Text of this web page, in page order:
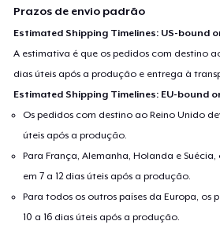
Prazos de envio padrão
Estimated Shipping Timelines: US-bound
A estimativa é que os pedidos com destino
dias úteis após a produção e entrega à
Estimated Shipping Timelines: EU-bound
Os pedidos com destino ao Reino Unido
úteis após a produção.
Para França, Alemanha, Holanda e
em 7 a 12 dias úteis após a produção.
Para todos os outros países da Europa, os
10 a 16 dias úteis após a produção.